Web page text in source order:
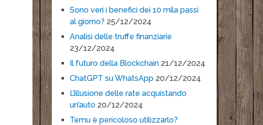
Sono veri i benefici dei 10 mila passi
al giorno? 25/12/2024
Analisi delle truffe finanziarie
23/12/2024
Il futuro della Blockchain 21/12/2024
ChatGPT su WhatsApp 20/12/2024
L’illusione delle rate acquistando
un’auto 20/12/2024
Temu è pericoloso utilizzarlo?